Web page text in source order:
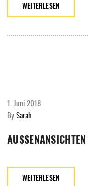
WEITERLESEN
1. Juni 2018
BySarah
AUSSENANSICHTEN
WEITERLESEN